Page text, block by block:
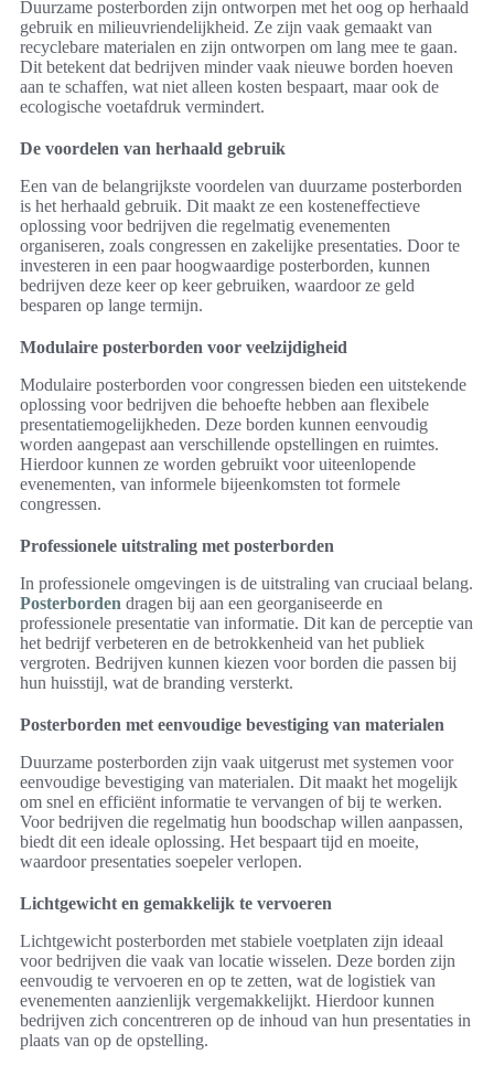
Duurzame posterborden zijn ontworpen met het oog op herhaald
gebruik en milieuvriendelijkheid. Ze zijn vaak gemaakt van
recyclebare materialen en zijn ontworpen om lang mee te gaan.
Dit betekent dat bedrijven minder vaak nieuwe borden hoeven
aan te schaffen, wat niet alleen kosten bespaart, maar ook de
ecologische voetafdruk vermindert.
De voordelen van herhaald gebruik
Een van de belangrijkste voordelen van duurzame posterborden
is het herhaald gebruik. Dit maakt ze een kosteneffectieve
oplossing voor bedrijven die regelmatig evenementen
organiseren, zoals congressen en zakelijke presentaties. Door te
investeren in een paar hoogwaardige posterborden, kunnen
bedrijven deze keer op keer gebruiken, waardoor ze geld
besparen op lange termijn.
Modulaire posterborden voor veelzijdigheid
Modulaire posterborden voor congressen bieden een uitstekende
oplossing voor bedrijven die behoefte hebben aan flexibele
presentatiemogelijkheden. Deze borden kunnen eenvoudig
worden aangepast aan verschillende opstellingen en ruimtes.
Hierdoor kunnen ze worden gebruikt voor uiteenlopende
evenementen, van informele bijeenkomsten tot formele
congressen.
Professionele uitstraling met posterborden
In professionele omgevingen is de uitstraling van cruciaal belang.
Posterborden dragen bij aan een georganiseerde en
professionele presentatie van informatie. Dit kan de perceptie van
het bedrijf verbeteren en de betrokkenheid van het publiek
vergroten. Bedrijven kunnen kiezen voor borden die passen bij
hun huisstijl, wat de branding versterkt.
Posterborden met eenvoudige bevestiging van materialen
Duurzame posterborden zijn vaak uitgerust met systemen voor
eenvoudige bevestiging van materialen. Dit maakt het mogelijk
om snel en efficiënt informatie te vervangen of bij te werken.
Voor bedrijven die regelmatig hun boodschap willen aanpassen,
biedt dit een ideale oplossing. Het bespaart tijd en moeite,
waardoor presentaties soepeler verlopen.
Lichtgewicht en gemakkelijk te vervoeren
Lichtgewicht posterborden met stabiele voetplaten zijn ideaal
voor bedrijven die vaak van locatie wisselen. Deze borden zijn
eenvoudig te vervoeren en op te zetten, wat de logistiek van
evenementen aanzienlijk vergemakkelijkt. Hierdoor kunnen
bedrijven zich concentreren op de inhoud van hun presentaties in
plaats van op de opstelling.